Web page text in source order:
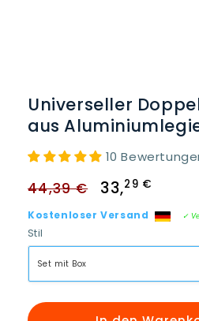
Modal
Universeller
aus
10
Normaler
Preis
44,39 € 33,29 €
Kostenloser Versand ✓
Stil